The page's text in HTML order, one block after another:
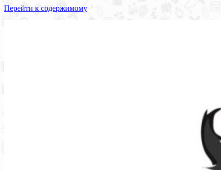
Перейти к содержимому